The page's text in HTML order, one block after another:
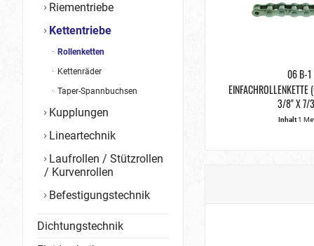
Riementriebe
Kettentriebe
Rollenketten
Kettenräder
Taper-Spannbuchsen
Kupplungen
Lineartechnik
Laufrollen / Stützrollen
/ Kurvenrollen
Befestigungstechnik
Dichtungstechnik
06 B-1
3/8" X 7/
Inhalt1